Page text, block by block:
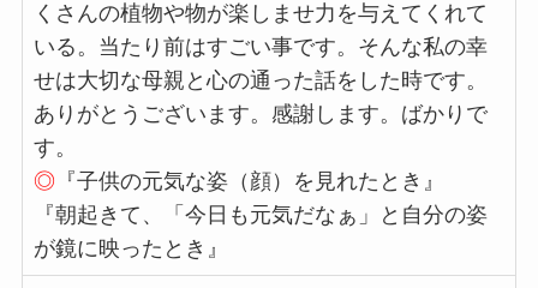
くさんの植物や物が楽しませ力を与えてくれて
いる。当たり前はすごい事です。そんな私の幸
せは大切な母親と心の通った話をした時です。
ありがとうございます。感謝します。ばかりで
す。
◎ 『子供の元気な姿（顔）を見れたとき』
『朝起きて、「今日も元気だなぁ」と自分の姿
が鏡に映ったとき』